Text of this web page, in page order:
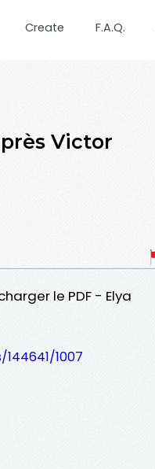
Create F.A.Q.
Victor
le PDF - Elya
1007